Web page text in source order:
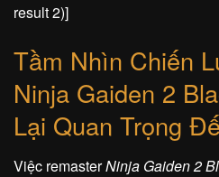
result 2)]
Tầm Nhìn Chiến
Ninja Gaiden 2
Lại Quan Trọng
Việc remasterNinja Gaiden 2